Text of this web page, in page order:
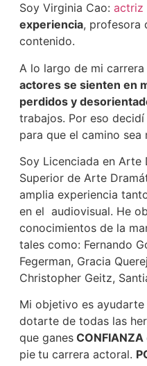
Soy Virginia Cao: actriz
experiencia, profesora
contenido.
A lo largo de mi
actores se sienten en
perdidos y
trabajos. Por eso
para que el camino sea
Soy Licenciada en Arte
Superior de Arte
amplia experiencia
en el audiovisual. He
conocimientos de la
tales como: Fernando
Fegerman, Gracia
Christopher Geitz,
Mi objetivo es ayudarte
dotarte de todas las
que ganes CONFIANZA
pie tu carrera actoral.